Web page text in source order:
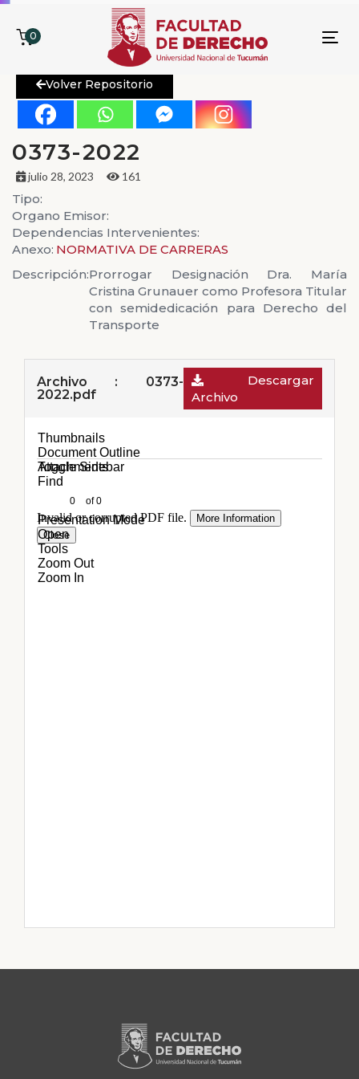
0
Volver Repositorio
0373-2022
julio 28, 2023 161
Tipo:
Organo Emisor:
Dependencias Intervenientes:
Anexo: NORMATIVA DE CARRERAS
Descripción:Prorrogar Designación Dra. María
Cristina Grunauer como Profesora Titular
con semidedicación para Derecho del
Transporte
Archivo : 0373-
2022.pdf
Descargar
Archivo